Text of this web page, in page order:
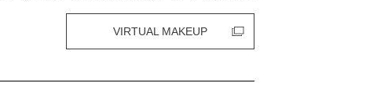
VIRTUAL MAKEUP